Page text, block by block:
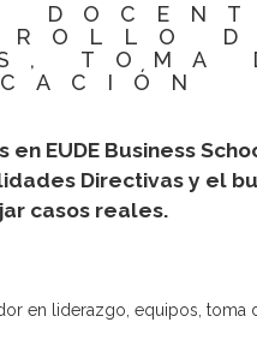
TOMA
EUDE Business
Directivas y el
casos reales.
en liderazgo, equipos,